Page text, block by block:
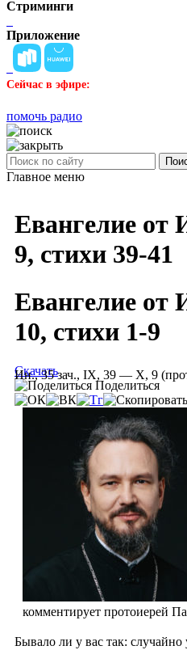
Стриминги
Приложение
Сейчас в эфире:
помочь радио
Главное меню
Евангелие от
9, стихи 39-41
Евангелие от
10, стихи 1-9
Ин., 35 зач., IX, 39 — X, 9
Скачать
Поделиться
комментирует протоиерей
Бывало ли у вас так: